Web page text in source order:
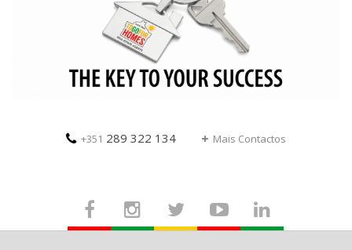
+351 289 322 134 Mais Contactos